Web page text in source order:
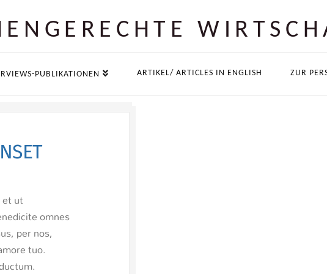
PUBLIKATIONEN ARTIKEL/ ARTICLES IN ENGLISH ZUR
ut
omnes
per nos,
tuo.
ut
omnes
per nos,
tuo.